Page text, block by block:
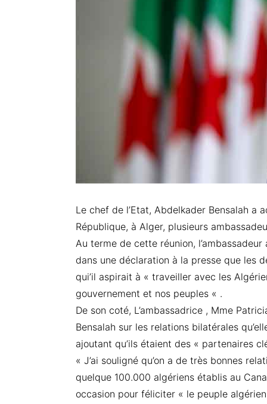
Le chef de l’Etat, Abdelkader Bensalah a
République, à Alger, plusieurs
Au terme de cette réunion,
dans une déclaration à la presse que les
qui’il aspirait à « traveiller avec les
gouvernement et nos peuples « .
De son coté, L’ambassadrice , Mme
Bensalah sur les relations bilatérales
ajoutant qu’ils étaient des « partenaires
« J’ai souligné qu’on a de très bonnes
quelque 100.000 algériens établis au
occasion pour féliciter « le peuple